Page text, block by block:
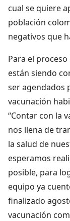
cual se quiere
población
negativos que
Para el
están siendo
ser agendados
vacunación
“Contar con la
nos llena de
la salud de
esperamos
posible, para
equipo ya
finalizado
vacunación